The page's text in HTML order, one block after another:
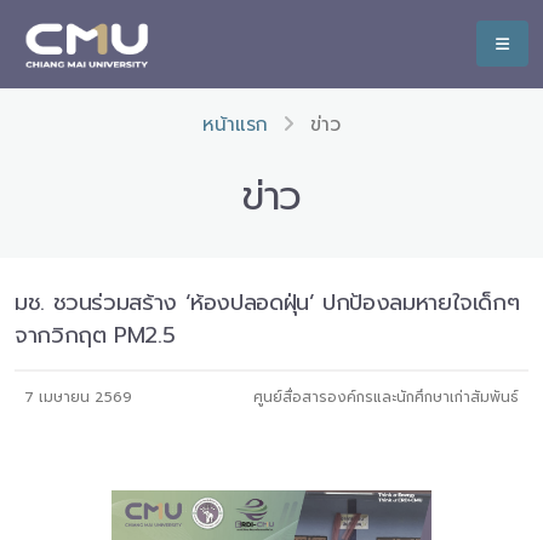
หน้าแรก ข่าว
ข่าว
มช. ชวนร่วมสร้าง ‘ห้องปลอดฝุ่น’ ปกป้องลมหายใจเด็กๆ
จากวิกฤต PM2.5
7 เมษายน 2569 ศูนย์สื่อสารองค์กรและนักศึกษาเก่าสัมพันธ์